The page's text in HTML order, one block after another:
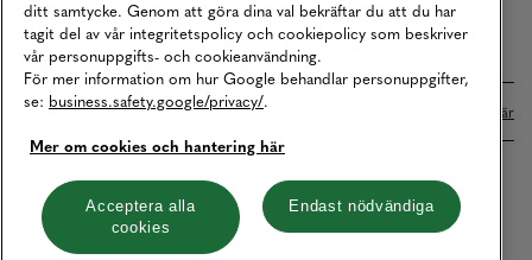
B2B
Tillgänglighetsredogörelse
Betalningar online sköts i samarbete med Klarna. Läs mer här
Cookies Integritetspolicy
Hantera cookies
ditt samtycke. Genom att göra dina val bekräftar du att du har
tagit del av vår integritetspolicy och cookiepolicy som beskriver
vår personuppgifts- och cookieanvändning.
För mer information om hur Google behandlar personuppgifter,
se: business.safety.google/privacy/.
Mer om cookies och hantering här
Acceptera alla
cookies
Endast nödvändiga